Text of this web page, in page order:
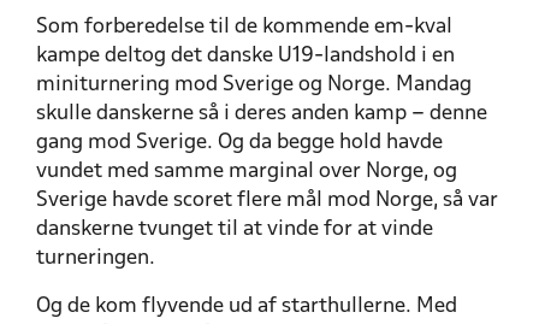
Som forberedelse til de kommende em-kval
kampe deltog det danske U19-landshold i en
miniturnering mod Sverige og Norge. Mandag
skulle danskerne så i deres anden kamp – denne
gang mod Sverige. Og da begge hold havde
vundet med samme marginal over Norge, og
Sverige havde scoret flere mål mod Norge, så var
danskerne tvunget til at vinde for at vinde
turneringen.
Og de kom flyvende ud af starthullerne. Med